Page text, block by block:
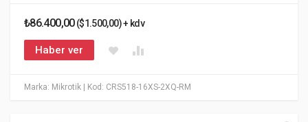
Marka: Mikrotik | Kod: CRS518-16XS-2XQ-RM
₺86.400,00($1.500,00) + kdv
Haber ver